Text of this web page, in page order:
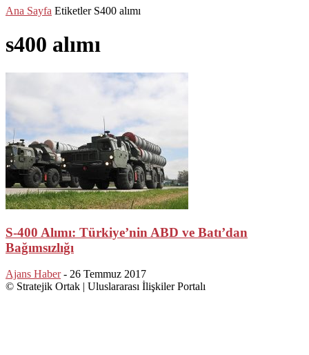
Ana Sayfa Etiketler S400 alımı
s400 alımı
S-400 Alımı: Türkiye’nin ABD ve Batı’dan
Bağımsızlığı
Ajans Haber - 26 Temmuz 2017
© Stratejik Ortak | Uluslararası İlişkiler Portalı